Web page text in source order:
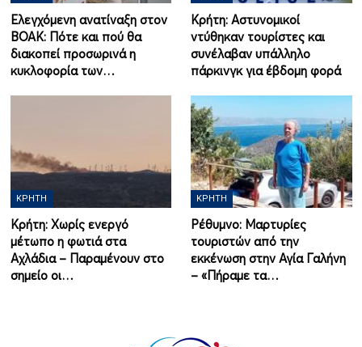
Ελεγχόμενη ανατίναξη στον
ΒΟΑΚ: Πότε και πού θα
διακοπεί προσωρινά η
κυκλοφορία των…
Κρήτη: Αστυνομικοί
ντύθηκαν τουρίστες και
συνέλαβαν υπάλληλο
πάρκινγκ για έβδομη φορά
ΚΡΉΤΗ
Κρήτη: Χωρίς ενεργό
μέτωπο η φωτιά στα
Αχλάδια – Παραμένουν στο
σημείο οι…
ΚΡΉΤΗ
Ρέθυμνο: Μαρτυρίες
τουριστών από την
εκκένωση στην Αγία Γαλήνη
– «Πήραμε τα…